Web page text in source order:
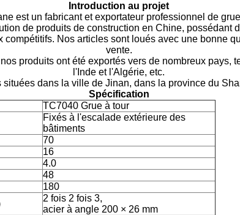
Introduction au projet
est un fabricant et exportateur professionnel de
de produits de construction en Chine, possédant
compétitifs. Nos articles sont loués avec une bonne
vente.
produits ont été exportés vers de nombreux pays,
l'Inde et l'Algérie, etc.
dans la ville de Jinan, dans la province du
Spécification
TC7040 Grue à tour
Fixés à l'escalade extérieure des
bâtiments
70
16
4.0
48
180
2 fois 2 fois 3,
acier à angle 200 × 26 mm